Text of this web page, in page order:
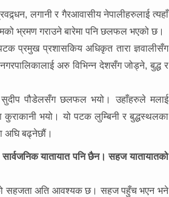
लगानी र गैरआवासीय नेपालीहरुलाई त्यहाँ
भ्रमण गराउने बारेमा पनि छलफल भएको छ।
प्रमुख प्रशासकिय अधिकृत तारा ज्ञवालीसँग
अरु विभिन्न देशसँग जोड्ने, बुद्ध र
सुदीप पौडेलसँग छलफल भयो। उहाँहरुले मलाई
कुराकानी भयो। यो पटक लुम्बिनी र बुद्धस्थलका
अघि बढ्नेछौं।
यातायात पनि छैन। सहज यातायातको
सहजता अति आवश्यक छ। सहज पहुँच भएन भने